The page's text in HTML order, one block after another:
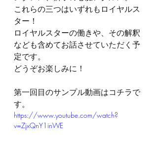
これらの三つはいずれもロイヤルス
ター！
ロイヤルスターの働きや、その解釈
なども含めてお話させていただく予
定です。
どうぞお楽しみに！
第一回目のサンプル動画はコチラで
す。
https://www.youtube.com/watch?
v=ZjxQnY1inWE